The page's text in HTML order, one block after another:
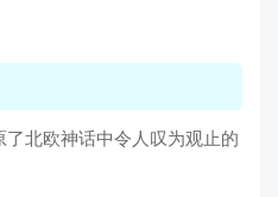
北欧神话中令人叹为观止的